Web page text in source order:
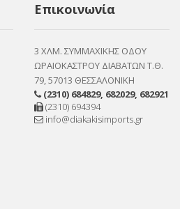
Επικοινωνία
3 ΧΛΜ. ΣΥΜΜΑΧΙΚΗΣ ΟΔΟΥ
ΩΡΑΙΟΚΑΣΤΡΟΥ ΔΙΑΒΑΤΩΝ Τ.Θ.
79, 57013 ΘΕΣΣΑΛΟΝΙΚΗ
(2310) 684829, 682029, 682921
(2310) 694394
info@diakakisimports.gr